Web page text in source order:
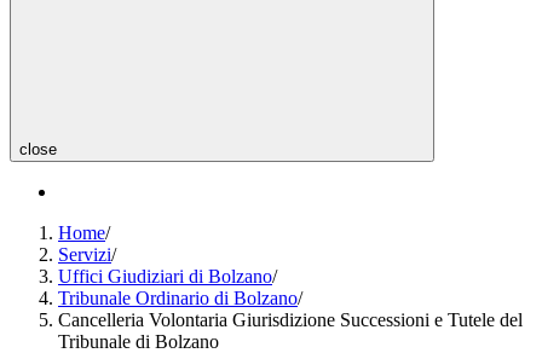
close
Home/
Servizi/
Uffici Giudiziari di Bolzano/
Tribunale Ordinario di Bolzano/
Cancelleria Volontaria Giurisdizione Successioni e Tutele del
Tribunale di Bolzano